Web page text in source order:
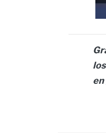
en